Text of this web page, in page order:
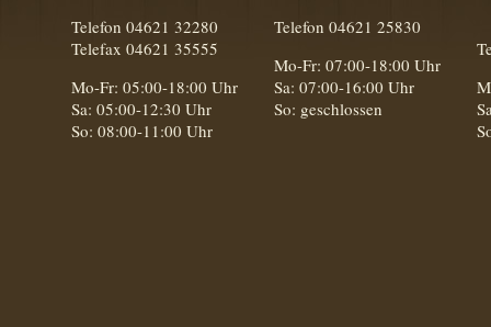
Telefon 04621 32280
Telefax 04621 35555
Mo-Fr: 05:00-18:00 Uhr
Sa: 05:00-12:30 Uhr
So: 08:00-11:00 Uhr
Telefon 04621 25830
Mo-Fr: 07:00-18:00 Uhr
Sa: 07:00-16:00 Uhr
So: geschlossen